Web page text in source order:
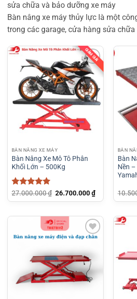
sửa chữa và bảo dưỡng xe máy
Bàn nâng xe máy thủy lực là một
trong các garage, cửa hàng sửa chữa
GIẢM GIÁ!
BÀN NÂNG XE MÁY
Bàn Nâng Xe Mô Tô Phân
Khối Lớn – 500Kg
Được xếp
hạng55
27.000.000₫ Giá
26.700.000₫Giá
hiện
26.700.000 ₫.
BÀN
Bàn
Nền –